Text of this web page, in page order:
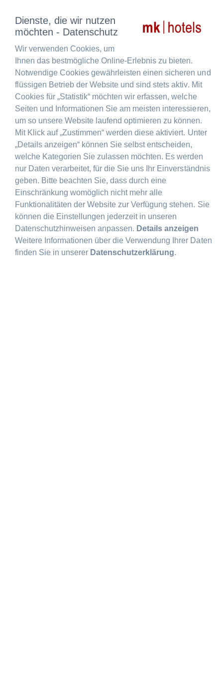
Dienste, die wir nutzen
möchten - Datenschutz
Wir verwenden Cookies, um
Ihnen das bestmögliche Online-Erlebnis zu bieten.
Notwendige Cookies gewährleisten einen sicheren und
flüssigen Betrieb der Website und sind stets aktiv. Mit
Cookies für „Statistik“ möchten wir erfassen, welche
Seiten und Informationen Sie am meisten interessieren,
um so unsere Website laufend optimieren zu können.
Mit Klick auf „Zustimmen“ werden diese aktiviert. Unter
„Details anzeigen“ können Sie selbst entscheiden,
welche Kategorien Sie zulassen möchten. Es werden
nur Daten verarbeitet, für die Sie uns Ihr Einverständnis
geben. Bitte beachten Sie, dass durch eine
Einschränkung womöglich nicht mehr alle
Funktionalitäten der Website zur Verfügung stehen. Sie
können die Einstellungen jederzeit in unseren
Datenschutzhinweisen anpassen. Details anzeigen
Weitere Informationen über die Verwendung Ihrer Daten
finden Sie in unserer Datenschutzerklärung.
MK
HOTEL
TIRANA
IMPRESSIONEN